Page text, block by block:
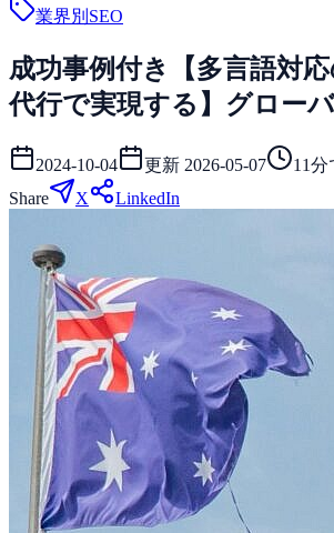
業界別SEO
成功事例付き【多言語対
代行で実現する】グロー
2024-10-04 更新 2026-05-07 11分
Share
X LinkedIn